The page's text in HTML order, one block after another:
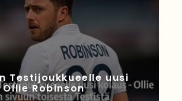
Testijoukkueelle uusi
Robinson